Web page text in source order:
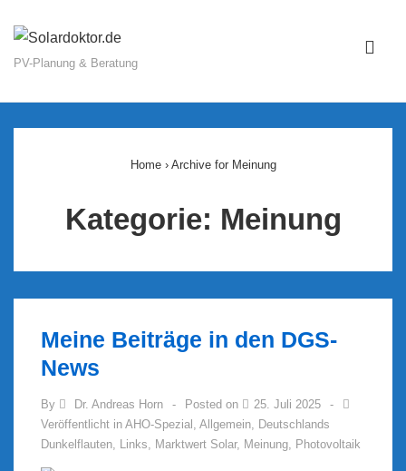
Zum
InhaltPV-Planung & Beratung
Home › Archive for Meinung
Kategorie: Meinung
Meine Beiträge in den DGS-
News
By Dr. Andreas Horn Posted on
25. Juli 2025
Veröffentlicht in AHO-Spezial , Allgemein, Deutschlands
Dunkelflauten, Links, Marktwert Solar, Meinung, Photovoltaik